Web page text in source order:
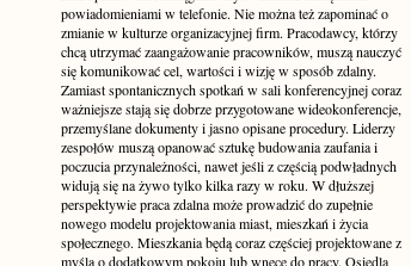
powiadomieniami w telefonie. Nie można też zapominać o
zmianie w kulturze organizacyjnej firm. Pracodawcy, którzy
chcą utrzymać zaangażowanie pracowników, muszą nauczyć
się komunikować cel, wartości i wizję w sposób zdalny.
Zamiast spontanicznych spotkań w sali konferencyjnej coraz
ważniejsze stają się dobrze przygotowane wideokonferencje,
przemyślane dokumenty i jasno opisane procedury. Liderzy
zespołów muszą opanować sztukę budowania zaufania i
poczucia przynależności, nawet jeśli z częścią podwładnych
widują się na żywo tylko kilka razy w roku. W dłuższej
perspektywie praca zdalna może prowadzić do zupełnie
nowego modelu projektowania miast, mieszkań i życia
społecznego. Mieszkania będą coraz częściej projektowane z
myślą o dodatkowym pokoju lub wnęce do pracy. Osiedla